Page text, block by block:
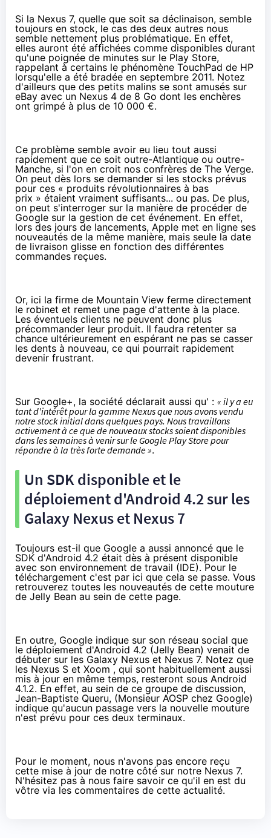
Si la Nexus 7, quelle que soit sa déclinaison, semble
toujours en stock, le cas des deux autres nous
semble nettement plus problématique. En effet,
elles auront été affichées comme disponibles durant
qu'une poignée de minutes sur le Play Store,
rappelant à certains le phénomène TouchPad de HP
lorsqu'elle a été bradée en septembre 2011. Notez
d'ailleurs que des petits malins se sont amusés sur
eBay avec un Nexus 4 de 8 Go dont les enchères
ont grimpé à plus de 10 000 €.
Ce problème semble avoir eu lieu tout aussi
rapidement que ce soit outre-Atlantique ou outre-
Manche, si l'on en croit nos confrères de The Verge.
On peut dès lors se demander si les stocks prévus
pour ces « produits révolutionnaires à bas
prix » étaient vraiment suffisants... ou pas. De plus,
on peut s'interroger sur la manière de procéder de
Google sur la gestion de cet événement. En effet,
lors des jours de lancements, Apple met en ligne ses
nouveautés de la même manière, mais seule la date
de livraison glisse en fonction des différentes
commandes reçues.
Or, ici la firme de Mountain View ferme directement
le robinet et remet une page d'attente à la place.
Les éventuels clients ne peuvent donc plus
précommander leur produit. Il faudra retenter sa
chance ultérieurement en espérant ne pas se casser
les dents à nouveau, ce qui pourrait rapidement
devenir frustrant.
Sur Google+, la société déclarait aussi qu' : « il y a eu
tant d'intérêt pour la gamme Nexus que nous avons vendu
notre stock initial dans quelques pays. Nous travaillons
activement à ce que de nouveaux stocks soient disponibles
dans les semaines à venir sur le Google Play Store pour
répondre à la très forte demande ».
Un SDK disponible et le
déploiement d'Android 4.2 sur les
Galaxy Nexus et Nexus 7
Toujours est-il que Google a aussi annoncé que le
SDK d'Android 4.2 était dès à présent disponible
avec son environnement de travail (IDE). Pour le
téléchargement c'est par ici que cela se passe. Vous
retrouverez toutes les nouveautés de cette mouture
de Jelly Bean au sein de cette page.
En outre, Google indique sur son réseau social que
le déploiement d'Android 4.2 (Jelly Bean) venait de
débuter sur les Galaxy Nexus et Nexus 7. Notez que
les Nexus S et Xoom , qui sont habituellement aussi
mis à jour en même temps, resteront sous Android
4.1.2. En effet, au sein de ce groupe de discussion,
Jean-Baptiste Queru, (Monsieur AOSP chez Google)
indique qu'aucun passage vers la nouvelle mouture
n'est prévu pour ces deux terminaux.
Pour le moment, nous n'avons pas encore reçu
cette mise à jour de notre côté sur notre Nexus 7.
N'hésitez pas à nous faire savoir ce qu'il en est du
vôtre via les commentaires de cette actualité.